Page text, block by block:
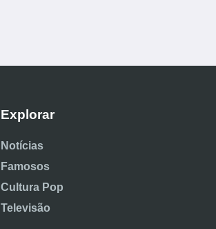
Explorar
Notícias
Famosos
Cultura Pop
Televisão